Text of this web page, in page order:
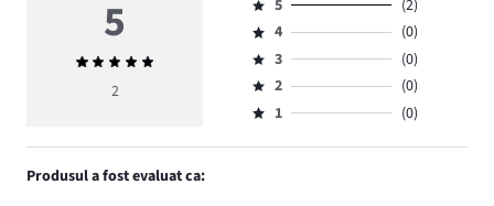
5
Evaluarea
medie
2
Evaluare
5,
numărul
de
voturi
2.
5
(2)
Evaluare
4,
numărul
de
0.
4
(0)
Evaluare
3,
numărul
3
(0)
Evaluare
2,
2
(0)
Evaluare
1,
1 (0)
Produsul a fost evaluat ca: